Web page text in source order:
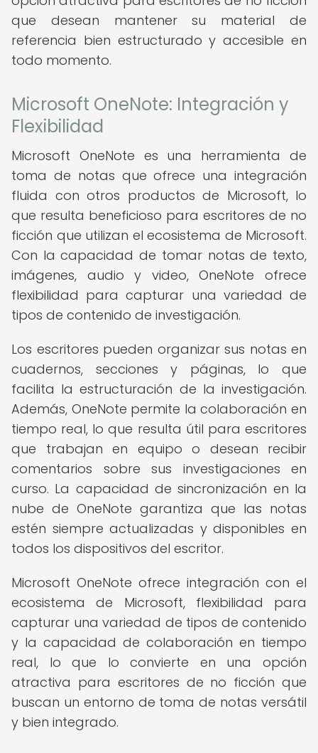
que desean mantener su material de
referencia bien estructurado y accesible en
todo momento.
Microsoft OneNote: Integración y
Flexibilidad
Microsoft OneNote es una herramienta de
toma de notas que ofrece una integración
fluida con otros productos de Microsoft, lo
que resulta beneficioso para escritores de no
ficción que utilizan el ecosistema de Microsoft.
Con la capacidad de tomar notas de texto,
imágenes, audio y video, OneNote ofrece
flexibilidad para capturar una variedad de
tipos de contenido de investigación.
Los escritores pueden organizar sus notas en
cuadernos, secciones y páginas, lo que
facilita la estructuración de la investigación.
Además, OneNote permite la colaboración en
tiempo real, lo que resulta útil para escritores
que trabajan en equipo o desean recibir
comentarios sobre sus investigaciones en
curso. La capacidad de sincronización en la
nube de OneNote garantiza que las notas
estén siempre actualizadas y disponibles en
todos los dispositivos del escritor.
Microsoft OneNote ofrece integración con el
ecosistema de Microsoft, flexibilidad para
capturar una variedad de tipos de contenido
y la capacidad de colaboración en tiempo
real, lo que lo convierte en una opción
atractiva para escritores de no ficción que
buscan un entorno de toma de notas versátil
y bien integrado.